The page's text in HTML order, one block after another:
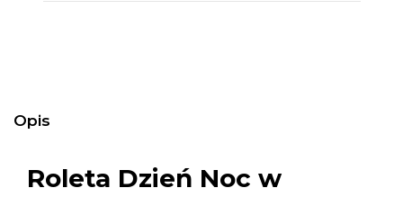
Opis
Roleta Dzień Noc w